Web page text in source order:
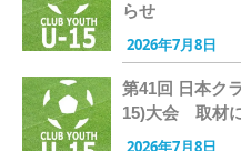
らせ
2026年7月8日
第41回 日本ク
15)大会 取材
2026年7月8日